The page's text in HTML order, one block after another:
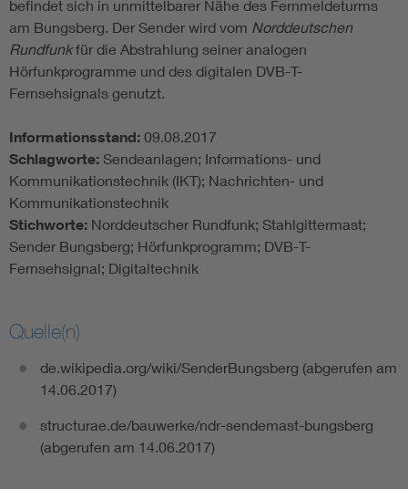
befindet sich in unmittelbarer Nähe des Fernmeldeturms
am Bungsberg. Der Sender wird vom Norddeutschen
Rundfunkfür die Abstrahlung seiner analogen
Hörfunkprogramme und des digitalen DVB-T-
Fernsehsignals genutzt.
Informationsstand: 09.08.2017
Schlagworte: Sendeanlagen; Informations- und
Kommunikationstechnik (IKT); Nachrichten- und
Kommunikationstechnik
Stichworte: Norddeutscher Rundfunk; Stahlgittermast;
Sender Bungsberg; Hörfunkprogramm; DVB-T-
Fernsehsignal; Digitaltechnik
Quelle(n)
de.wikipedia.org/wiki/SenderBungsberg (abgerufen am
14.06.2017)
structurae.de/bauwerke/ndr-sendemast-bungsberg
(abgerufen am 14.06.2017)